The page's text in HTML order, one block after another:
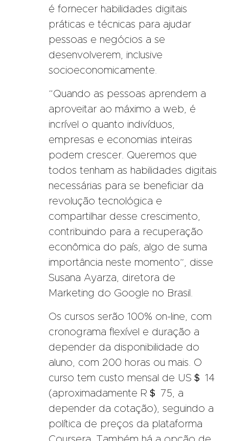
é fornecer habilidades digitais
práticas e técnicas para ajudar
pessoas e negócios a se
desenvolverem, inclusive
socioeconomicamente.
“Quando as pessoas aprendem a
aproveitar ao máximo a web, é
incrível o quanto indivíduos,
empresas e economias inteiras
podem crescer. Queremos que
todos tenham as habilidades digitais
necessárias para se beneficiar da
revolução tecnológica e
compartilhar desse crescimento,
contribuindo para a recuperação
econômica do país, algo de suma
importância neste momento”, disse
Susana Ayarza, diretora de
Marketing do Google no Brasil.
Os cursos serão 100% on-line, com
cronograma flexível e duração a
depender da disponibilidade do
aluno, com 200 horas ou mais. O
curso tem custo mensal de US＄ 14
(aproximadamente R＄ 75, a
depender da cotação), seguindo a
política de preços da plataforma